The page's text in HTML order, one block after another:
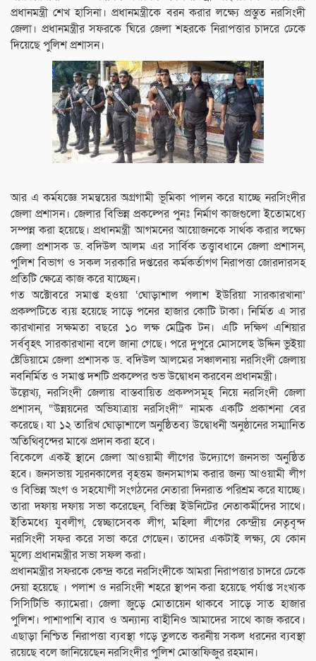
প্রধানমন্ত্রী শেখ হাসিনা। প্রধানমন্ত্রীকে বরন করার লক্ষ্যে প্রস্তুত নরসিংদী
জেলা। প্রধানমন্ত্রীর সফরকে ঘিরে জেলা শহরকে নিরাপত্তার চাদরে ঢেকে
দিয়েছে পুলিশ প্রশাসন।
আর এ কর্মযজ্ঞে সমন্বয়ের অগ্রগামী ভূমিকা পালন করে যাচ্ছে নরসিংদীর
জেলা প্রশাসন। জেলার বিভিন্ন প্রকল্পের পুনঃ নির্মাণ কাজগুলো ইতোমধ্যে
সম্পন্ন করা হয়েছে। প্রধানমন্ত্রী আগমনের আয়োজনকে সার্থক করার লক্ষ্যে
জেলা প্রশাসক ড. বদিউল আলম এর সার্বিক তত্ত্বাবধানে জেলা প্রশাসন,
পুলিশ বিভাগ ও সকল সরকারি দপ্তরের কর্মকর্তাগণ নিরাপত্তা জোরদারসহ
প্রতিটি ক্ষেত্রে কাজ করে যাচ্ছেন।
গত অক্টোবরে সমাপ্ত হওয়া ‘ঘোড়াশাল পলাশ ইউরিয়া সারকারখানা’
প্রকল্পটিতে ব্যয় হয়েছে সাড়ে পনের হাজার কোটি টাকা। নির্মিত এ সার
কারখানার সক্ষমতা বছরে ১০ লক্ষ মেট্রিক টন। এটি দক্ষিণ এশিয়ার
সর্ববৃহৎ সারকারখানা বলে জানা গেছে। পরে দুপুরে মোসলেহ উদ্দিন ভুইয়া
ষ্টেডিয়ামে জেলা প্রশাসক ড. বদিউল আলমের সঞ্চালনায় নরসিংদী জেলায়
নবনির্মিত ও সমাপ্ত দশটি প্রকল্পের শুভ উদ্বোধন করবেন প্রধানমন্ত্রী।
উল্লেখ্য, নরসিংদী জেলায় বাস্তবায়িত প্রকল্পসমূহ নিয়ে নরসিংদী জেলা
প্রশাসন, “উন্নয়নের অভিযাত্রায় নরসিংদী” নামক একটি প্রকাশনা বের
করেছে। যা ১২ তারিখ ঘোড়াশালে অনুষ্ঠিতব্য উদ্বোধনী অনুষ্ঠানের সম্মানিত
অতিথিবৃন্দের মাঝে প্রদান করা হবে।
বিকেলে একই স্থানে জেলা আওয়ামী লীগের উদ্যোগে জনসভা অনুষ্ঠিত
হবে। জনসভায় স্মরনকালের বৃহত্তম জনসমাগম করার জন্য আওয়ামী লীগ
ও বিভিন্ন অংগ ও সহযোগী সংগঠনের নেতারা দিনরাত পরিশ্রম করে যাচ্ছে।
তারা দফায় দফায় সভা করেছেন, বিভিন্ন ইউনিটের নেতাকর্মীদের সাথে।
ইতিমধ্যে যুবলীগ, স্বেচ্ছাসেবক লীগ, মহিলা লীগের কেন্দ্রীয় নেতৃবৃন্দ
নরসিংদী সফর করে সভা করে গেছেন। তাদের একটাই লক্ষ্য, যে কোন
মূল্যে প্রধানমন্ত্রীর সভা সফল করা।
প্রধানমন্ত্রীর সফরকে কেন্দ্র করে নরসিংদীকে আমরা নিরাপত্তার চাদরে ঢেকে
দেয়া হয়েছে । পলাশ ও নরসিংদী শহরে স্থাপন করা হয়েছে পর্যাপ্ত সংখ্যক
সিসিটিভি ক্যামেরা। জেলা জুড়ে মোতায়েন থাকবে সাড়ে সাত হাজার
পুলিশ। পাশাপাশি ব্যাব ও অন্যান্য বাহীনিও আমাদের সাথে কাজ করবে।
এছাড়া নিশ্চিত নিরাপত্তা ব্যবস্থা গড়ে তুলতে করনীয় সকল ধরনের ব্যবস্থা
রয়েছে বলে জানিয়েছেন নরসিংদীর পুলিশ মোস্তাফিজুর রহমান।